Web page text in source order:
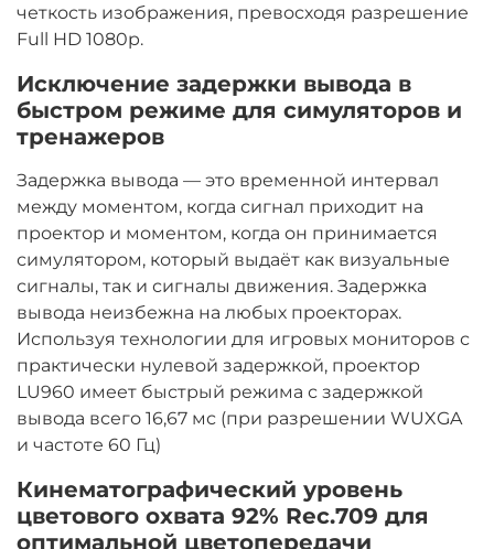
четкость изображения, превосходя разрешение
Full HD 1080p.
Исключение задержки вывода в
быстром режиме для симуляторов и
тренажеров
Задержка вывода — это временной интервал
между моментом, когда сигнал приходит на
проектор и моментом, когда он принимается
симулятором, который выдаёт как визуальные
сигналы, так и сигналы движения. Задержка
вывода неизбежна на любых проекторах.
Используя технологии для игровых мониторов с
практически нулевой задержкой, проектор
LU960 имеет быстрый режима с задержкой
вывода всего 16,67 мс (при разрешении WUXGA
и частоте 60 Гц)
Кинематографический уровень
цветового охвата 92% Rec.709 для
оптимальной цветопередачи